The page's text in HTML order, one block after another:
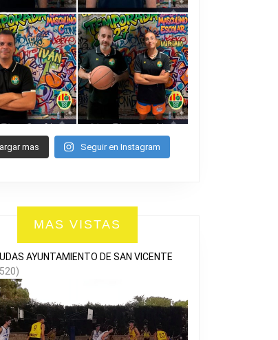
mas Seguir en Instagram
MAS VISTAS
AYUNTAMIENTO DE SAN VICENTE